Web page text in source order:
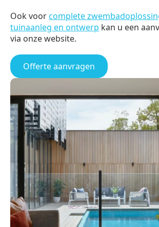
Ook voorcomplete
tuinaanleg en ontwerp kan u een
via onze website.
Offerte aanvragen